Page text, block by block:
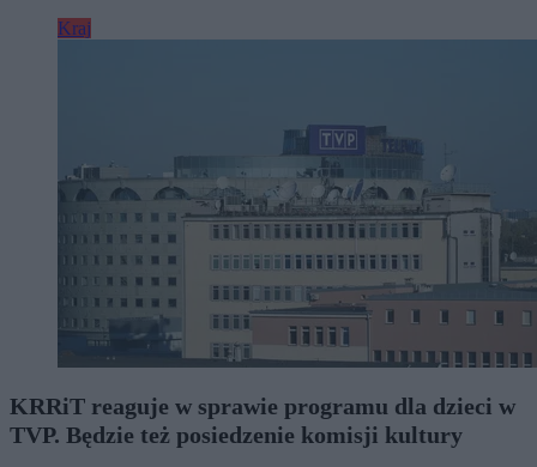
Kraj
KRRiT reaguje w sprawie programu dla dzieci w
TVP. Będzie też posiedzenie komisji kultury